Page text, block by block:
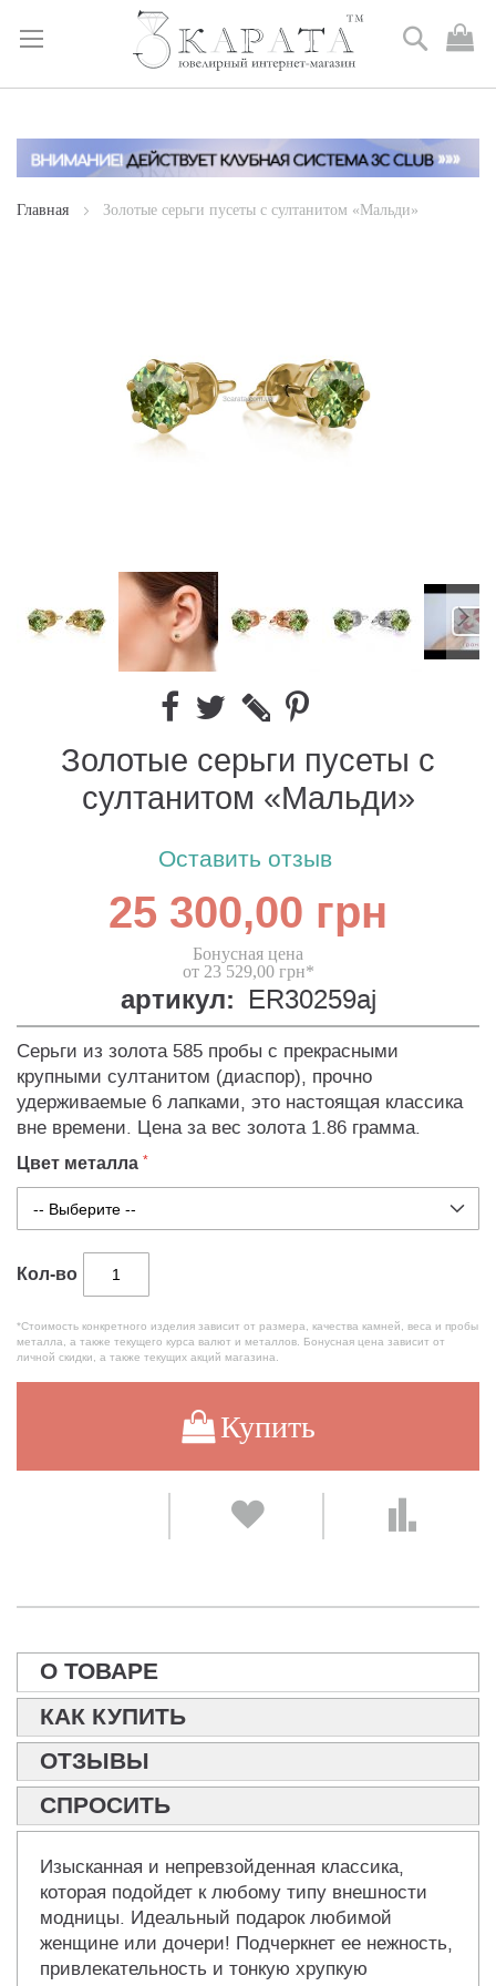
Skip
Content
Поиск
Главная Золотые серьги пусеты с султанитом «Мальди»
Золотые серьги пусеты с
султанитом «Мальди»
Оставить отзыв
25 300,00 грн
Бонусная цена
от 23 529,00 грн*
артикул: ER30259aj
Серьги из золота 585 пробы с прекрасными
крупными султанитом (диаспор), прочно
удерживаемые 6 лапками, это настоящая классика
вне времени. Цена за вес золота 1.86 грамма.
Цвет металла
Кол-во
*Стоимость конкретного изделия зависит от размера, качества камней, веса и пробы
металла, а также текущего курса валют и металлов. Бонусная цена зависит от
личной скидки, а также текущих акций магазина.
Купить
О ТОВАРЕ
КАК КУПИТЬ
ОТЗЫВЫ
СПРОСИТЬ
Изысканная и непревзойденная классика,
которая подойдет к любому типу внешности
модницы. Идеальный подарок любимой
женщине или дочери! Подчеркнет ее нежность,
привлекательность и тонкую хрупкую